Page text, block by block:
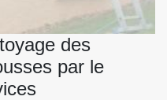
des
par le